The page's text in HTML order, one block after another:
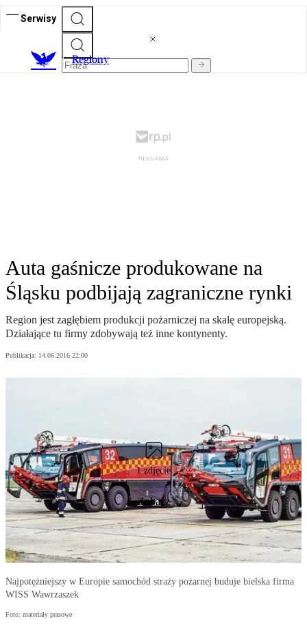
Serwisy
Regiony
Auta gaśnicze produkowane na
Śląsku podbijają zagraniczne rynki
Region jest zagłębiem produkcji pożarniczej na skalę europejską.
Działające tu firmy zdobywają też inne kontynenty.
Publikacja: 14.06.2016 22:00
1 zdjęcie
Zobacz
Najpotężniejszy w Europie samochód straży pożarnej buduje bielska firma
WISS Wawrzaszek
Foto: materiały prasowe